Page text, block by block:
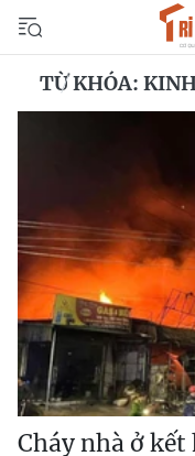
TỪ KHÓA:
Cháy nhà ở